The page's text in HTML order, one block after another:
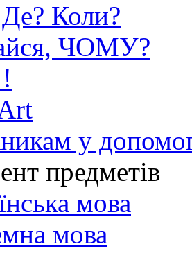
Коли?
ЧОМУ?
у
предметів
мова
мова